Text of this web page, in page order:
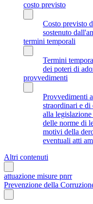
costo previsto
Costo previsto
sostenuto
termini temporali
Termini
dei poteri di
provvedimenti
Provvedimenti
straordinari e di
alla
delle norme di
motivi della
eventuali atti
Altri contenuti
attuazione misure pnrr
Prevenzione della